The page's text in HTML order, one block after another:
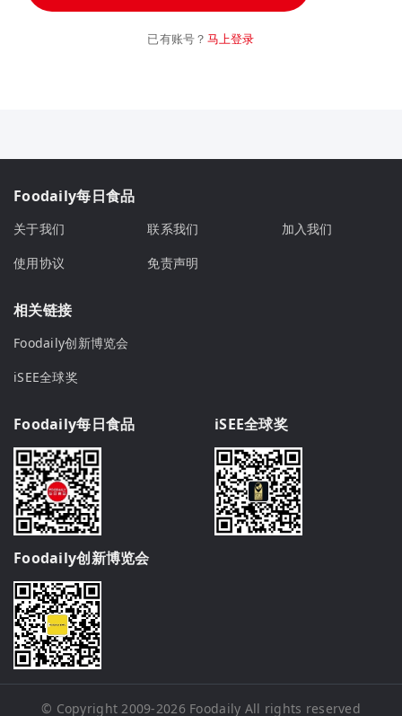
已有账号？ 马上登录
Foodaily每日食品
关于我们 联系我们
加入我们
使用协议
免责声明
相关链接
Foodaily创新博览会
iSEE全球奖
Foodaily每日食品 iSEE全球奖
Foodaily创新博览会
© Copyright 2009-2026 Foodaily All rights reserved